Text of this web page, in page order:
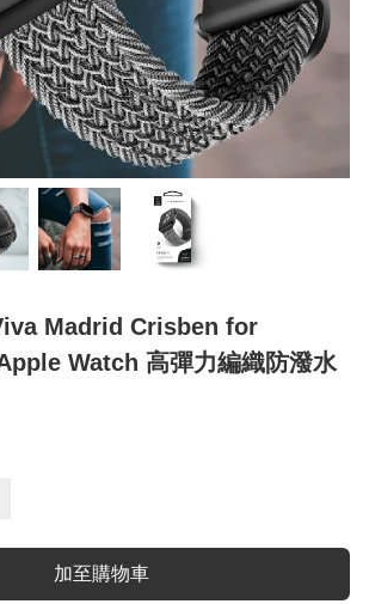
Madrid Crisben for
Watch 高彈力編織防潑水
加至購物車